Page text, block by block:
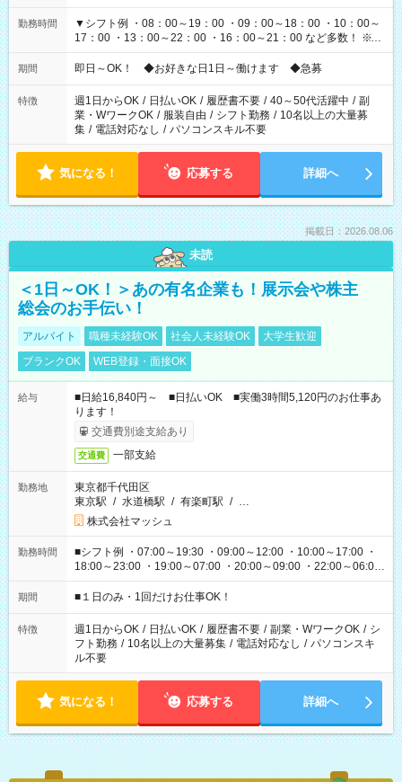
勤務時間
▼シフト例 ・08：00～19：00 ・09：00～18：00 ・10：00～
17：00 ・13：00～22：00 ・16：00～21：00 など多数！ ※お
仕事により勤務時間が異なります
期間 即日～OK！ ◆お好きな日1日～働けます ◆急募
特徴 週1日からOK / 日払いOK / 履歴書不要 / 40～50代活躍中 / 副
業・WワークOK / 服装自由 / シフト勤務 / 10名以上の大量募
集 / 電話対応なし / パソコンスキル不要
気になる！ 応募する 詳細へ
掲載日：2026.08.06
未読
＜1日～OK！＞あの有名企業も！展示会や株主
総会のお手伝い！
アルバイト 職種未経験OK 社会人未経験OK
大学生歓迎
ブランクOK
WEB登録・面接OK
給与
■日給16,840円～ ■日払いOK ■実働3時間5,120円のお仕事あ
ります！
交通費別途支給あり
交通費 一部支給
勤務地
東京都千代田区
東京駅 / 水道橋駅 / 有楽町駅 / …
株式会社マッシュ
勤務時間
■シフト例 ・07:00～19:30 ・09:00～12:00 ・10:00～17:00 ・
18:00～23:00 ・19:00～07:00 ・20:00～09:00 ・22:00～06:00
etc ★最短で3時間で5,120円のお仕事から 15時間で2万円近く稼
げるお仕事も！ ご希望のお時間に合わせてご紹介！ ※シフトは
ください！
期間 ■１日のみ・1回だけお仕事OK！
特徴 週1日からOK / 日払いOK / 履歴書不要 / 副業・WワークOK / シ
フト勤務 / 10名以上の大量募集 / 電話対応なし / パソコンスキ
ル不要
気になる！ 応募する 詳細へ